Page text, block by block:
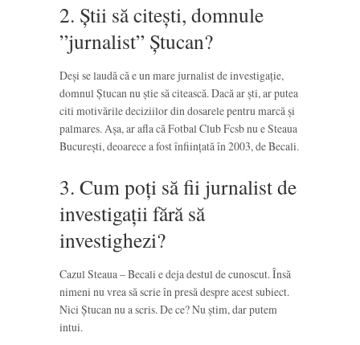
2. Știi să citești, domnule
”jurnalist” Ștucan?
Deși se laudă că e un mare jurnalist de investigație,
domnul Ștucan nu știe să citească. Dacă ar ști, ar putea
citi motivările deciziilor din dosarele pentru marcă și
palmares. Așa, ar afla că Fotbal Club Fcsb nu e Steaua
București, deoarece a fost înființată în 2003, de Becali.
3. Cum poți să fii jurnalist de
investigații fără să
investighezi?
Cazul Steaua – Becali e deja destul de cunoscut. Însă
nimeni nu vrea să scrie în presă despre acest subiect.
Nici Ștucan nu a scris. De ce? Nu știm, dar putem
intui.